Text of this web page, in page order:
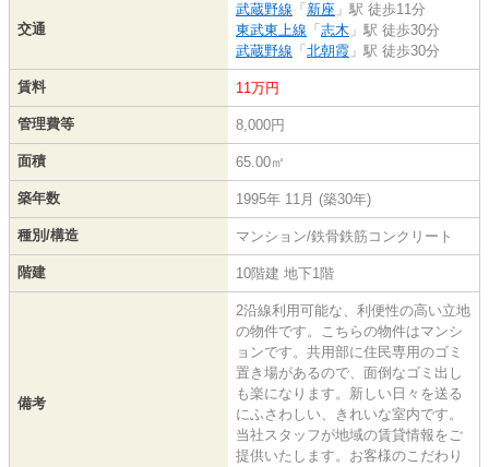
交通
武蔵野線 「 新座 」駅 徒歩11分
東武東上線 「 志木 」駅 徒歩30分
武蔵野線 「 北朝霞 」駅 徒歩30分
賃料 11万円
管理費等 8,000円
面積 65.00㎡
築年数 1995年 11月 (築30年)
種別/構造 マンション/鉄骨鉄筋コンクリート
階建 10階建 地下1階
備考
2沿線利用可能な、利便性の高い立地
の物件です。こちらの物件はマンシ
ョンです。共用部に住民専用のゴミ
置き場があるので、面倒なゴミ出し
も楽になります。新しい日々を送る
にふさわしい、きれいな室内です。
当社スタッフが地域の賃貸情報をご
提供いたします。お客様のこだわり